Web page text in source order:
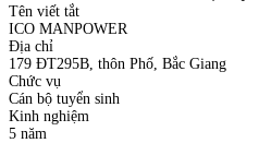
Tên viết tắt
ICO MANPOWER
Địa chỉ
179 ĐT295B, thôn Phố, Bắc Giang
Chức vụ
Cán bộ tuyển sinh
Kinh nghiệm
5 năm